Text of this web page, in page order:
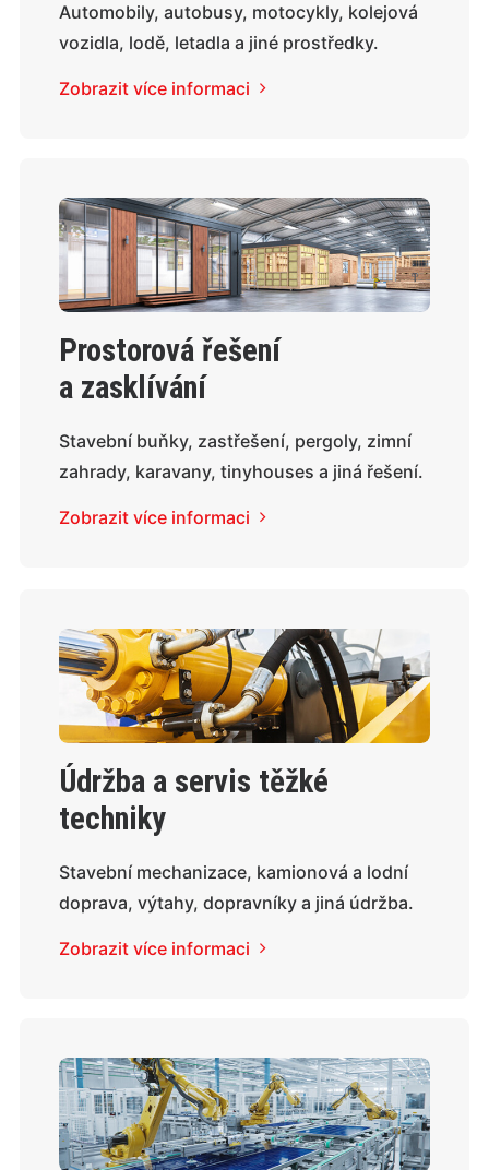
Automobily, autobusy, motocykly, kolejová
vozidla, lodě, letadla a jiné prostředky.
Zobrazit více informaci
Prostorová řešení
a zasklívání
Stavební buňky, zastřešení, pergoly, zimní
zahrady, karavany, tinyhouses a jiná řešení.
Zobrazit více informaci
Údržba a servis těžké
techniky
Stavební mechanizace, kamionová a lodní
doprava, výtahy, dopravníky a jiná údržba.
Zobrazit více informaci